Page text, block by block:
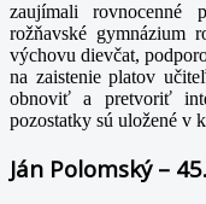
zaujímali rovnocenné
rožňavské gymnázium
výchovu dievčat,
na zaistenie platov
obnoviť a pretvoriť
pozostatky sú uložené v
Ján Polomský –